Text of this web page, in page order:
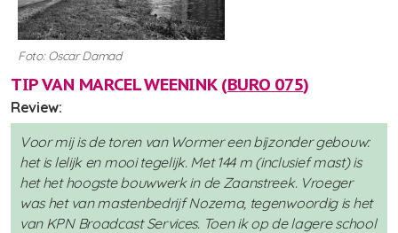
Foto: Oscar Damad
TIP VAN MARCEL WEENINK (BURO 075)
Review:
Voor mij is de toren van Wormer een bijzonder gebouw:
het is lelijk en mooi tegelijk. Met 144 m (inclusief mast) is
het het hoogste bouwwerk in de Zaanstreek. Vroeger
was het van mastenbedrijf Nozema, tegenwoordig is het
van KPN Broadcast Services. Toen ik op de lagere school